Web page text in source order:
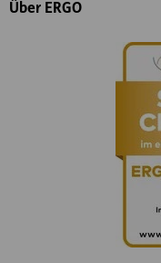
Über ERGO